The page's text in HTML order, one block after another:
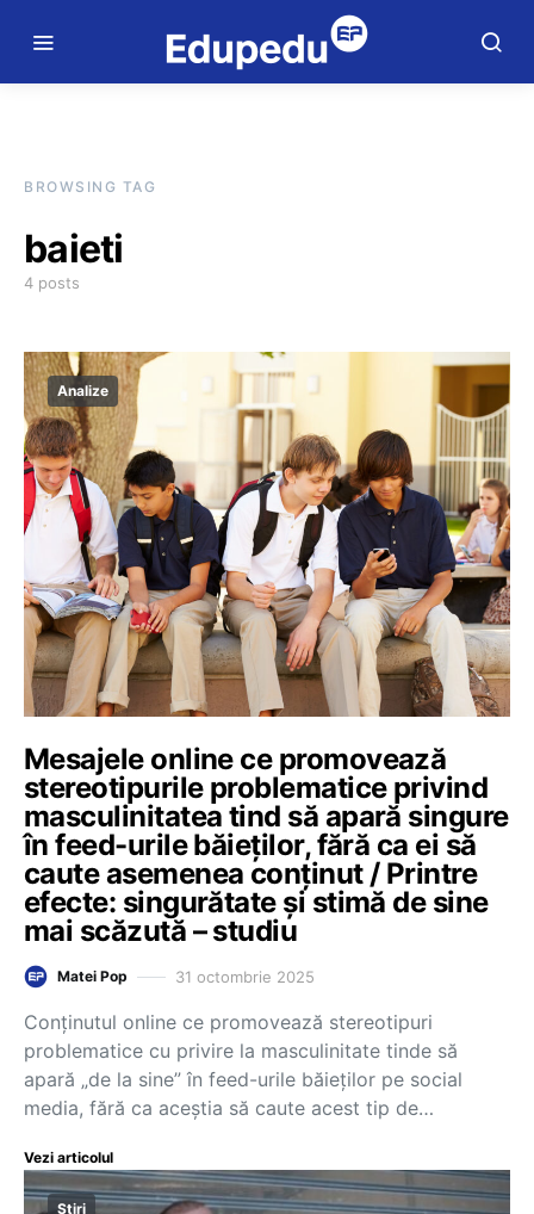
BROWSING TAG
baieti
4 posts
Analize
Mesajele online ce promovează
stereotipurile problematice privind
masculinitatea tind să apară singure
în feed-urile băieților, fără ca ei să
caute asemenea conținut / Printre
efecte: singurătate și stimă de sine
mai scăzută – studiu
Matei Pop 31 octombrie 2025
Conținutul online ce promovează stereotipuri
problematice cu privire la masculinitate tinde să
apară „de la sine” în feed-urile băieților pe social
media, fără ca aceștia să caute acest tip de…
Vezi articolul
Știri